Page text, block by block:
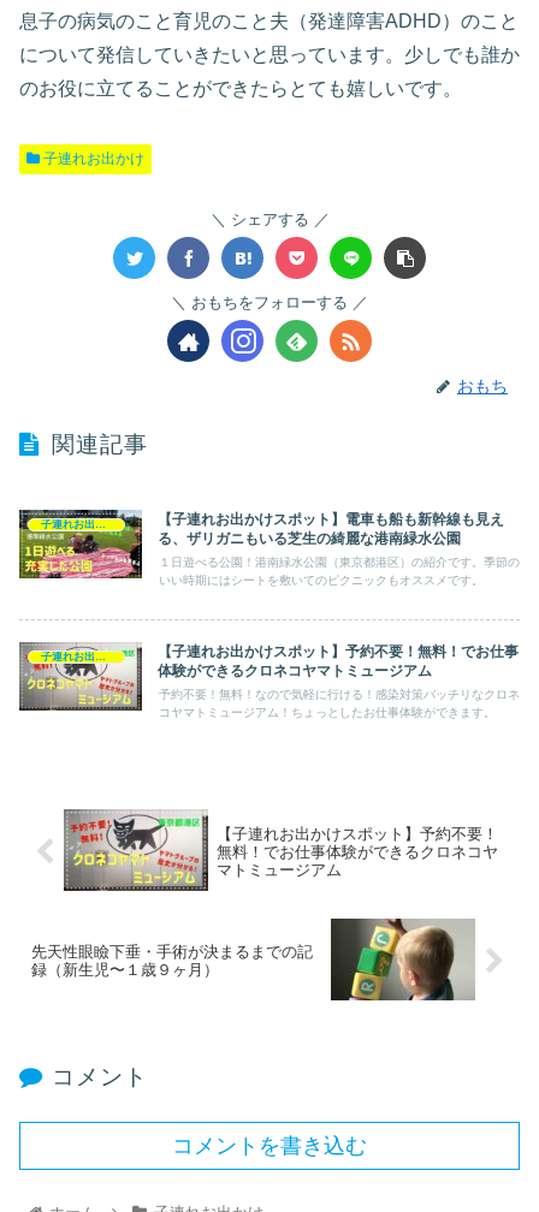
息子の病気のこと育児のこと夫（発達障害ADHD）のこと
について発信していきたいと思っています。少しでも誰か
のお役に立てることができたらとても嬉しいです。
子連れお出かけ
シェアする
おもちをフォローする
おもち
関連記事
子連れお出かけ
【子連れお出かけスポット】電車も船も新幹線も見え
る、ザリガニもいる芝生の綺麗な港南緑水公園
１日遊べる公園！港南緑水公園（東京都港区）の紹介です。季節の
いい時期にはシートを敷いてのピクニックもオススメです。
【子連れお出かけスポット】予約不要！無料！でお仕事
体験ができるクロネコヤマトミュージアム
予約不要！無料！なので気軽に行ける！感染対策バッチリなクロネ
コヤマトミュージアム！ちょっとしたお仕事体験ができます。
【子連れお出かけスポット】予約不要！
無料！でお仕事体験ができるクロネコヤ
マトミュージアム
先天性眼瞼下垂・手術が決まるまでの記
録（新生児〜１歳９ヶ月）
コメント
コメントを書き込む